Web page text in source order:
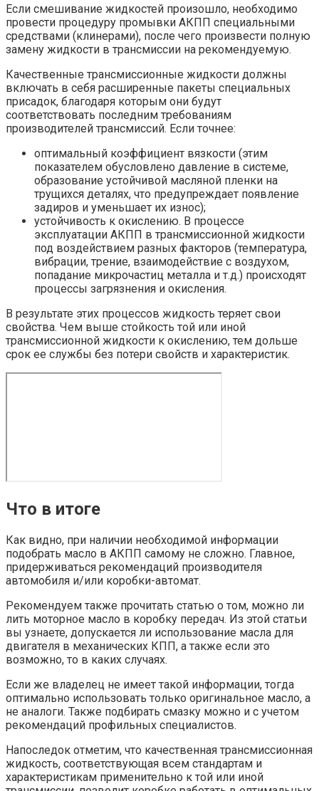
Если смешивание жидкостей произошло, необходимо
провести процедуру промывки АКПП специальными
средствами (клинерами), после чего произвести полную
замену жидкости в трансмиссии на рекомендуемую.
Качественные трансмиссионные жидкости должны
включать в себя расширенные пакеты специальных
присадок, благодаря которым они будут
соответствовать последним требованиям
производителей трансмиссий. Если точнее:
оптимальный коэффициент вязкости (этим
показателем обусловлено давление в системе,
образование устойчивой масляной пленки на
трущихся деталях, что предупреждает появление
задиров и уменьшает их износ);
устойчивость к окислению. В процессе
эксплуатации АКПП в трансмиссионной жидкости
под воздействием разных факторов (температура,
вибрации, трение, взаимодействие с воздухом,
попадание микрочастиц металла и т.д.) происходят
процессы загрязнения и окисления.
В результате этих процессов жидкость теряет свои
свойства. Чем выше стойкость той или иной
трансмиссионной жидкости к окислению, тем дольше
срок ее службы без потери свойств и характеристик.
Что в итоге
Как видно, при наличии необходимой информации
подобрать масло в АКПП самому не сложно. Главное,
придерживаться рекомендаций производителя
автомобиля и/или коробки-автомат.
Рекомендуем также прочитать статью о том, можно ли
лить моторное масло в коробку передач. Из этой статьи
вы узнаете, допускается ли использование масла для
двигателя в механических КПП, а также если это
возможно, то в каких случаях.
Если же владелец не имеет такой информации, тогда
оптимально использовать только оригинальное масло, а
не аналоги. Также подбирать смазку можно и с учетом
рекомендаций профильных специалистов.
Напоследок отметим, что качественная трансмиссионная
жидкость, соответствующая всем стандартам и
характеристикам применительно к той или иной